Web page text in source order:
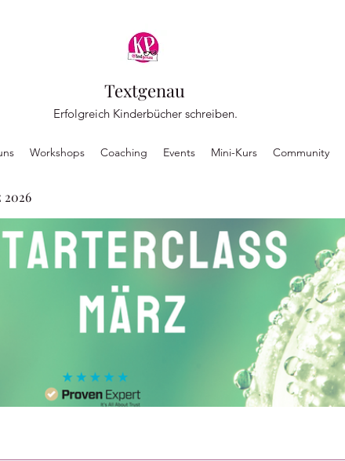
Textgenau
Erfolgreich Kinderbücher schreiben.
Workshops Coaching Events Mini-Kurs Community
2026